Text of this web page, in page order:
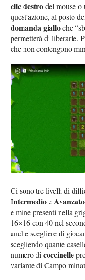
clic destrodel mouse
quest'azione, al posto
domanda gialloche
permetterà di liberarle.
che non contengono
Ci sono tre livelli di
IntermedioeAvanzato
e mine presenti nella
16×16 con 40 nel
anche scegliere di
scegliendo quante
numero dicoccinelle
variante di Campo